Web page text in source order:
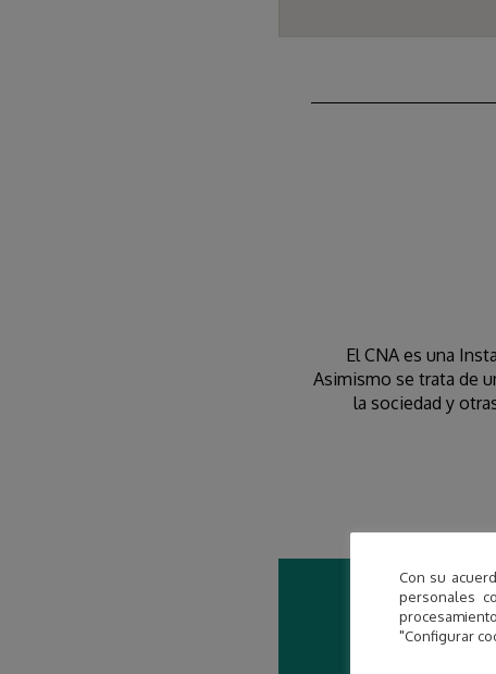
El CNA es una
Asimismo se trata de
la sociedad y
Con su
personales
"Configurar